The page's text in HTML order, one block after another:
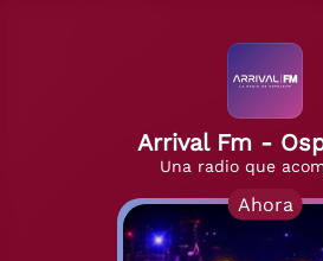
Instalar en tu dispositivo
No disponible